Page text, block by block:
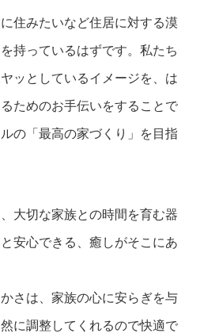
住みたいなど住居に対する漠
持っているはずです。私たち
ッとしているイメージを、は
ためのお手伝いをすることで
の「最高の家づくり」を目指
大切な家族との時間を育む器
安心できる、癒しがそこにあ
さは、家族の心に安らぎを与
に調整してくれるので快適で